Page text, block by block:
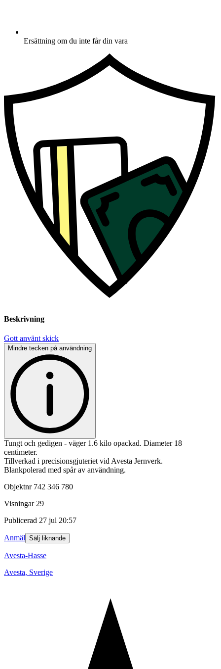
Ersättning om du inte får din vara
Beskrivning
Gott använt skick
Mindre tecken på användning
Tungt och gedigen - väger 1.6 kilo opackad. Diameter 18
centimeter.
Tillverkad i precisionsgjuteriet vid Avesta Jernverk.
Blankpolerad med spår av användning.
Objektnr 742 346 780
Visningar 29
Publicerad 27 jul 20:57
Anmäl Sälj liknande
Avesta-Hasse
Avesta, Sverige